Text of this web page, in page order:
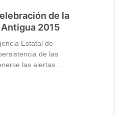
de la
2015
Estatal de
de las
las alertas…